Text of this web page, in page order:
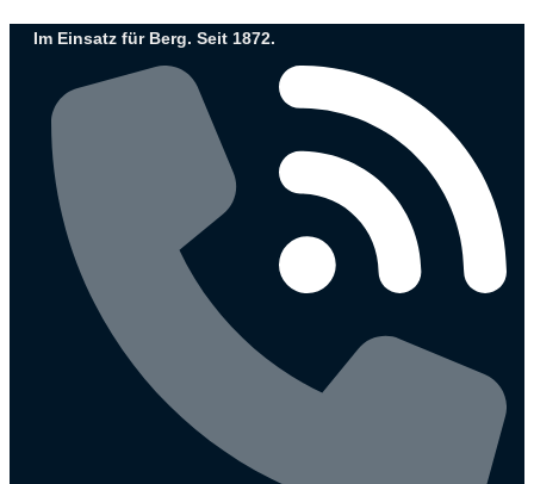
InhaltIm Einsatz für Berg. Seit 1872.